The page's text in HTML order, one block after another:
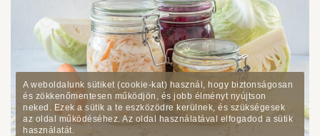
A weboldalunk sütiket (cookie-kat) használ, hogy biztonságosan
és zökkenőmentesen működjön, és jobb élményt nyújtson
neked. Ezek a sütik a te eszközödre kerülnek, és szükségesek
az oldal működéséhez. Az oldal használatával elfogadod a sütik
használatát.